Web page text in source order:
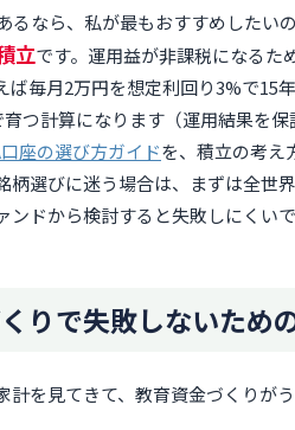
るなら、私が最もおすすめしたい
立です。運用益が非課税になるた
ば毎月2万円を想定利回り3%で15
つ計算になります（運用結果を
座の選び方ガイドを、積立の考え
柄選びに迷う場合は、まずは全世
ドから検討すると失敗しにくいで
りで失敗しないため
計を見てきて、教育資金づくりが